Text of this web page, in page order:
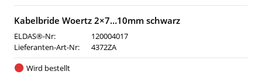
Kabelbride Woertz 2×7…10mm schwarz
ELDAS®-Nr:
120004017
Lieferanten-Art-Nr:
4372ZA
Wird bestellt